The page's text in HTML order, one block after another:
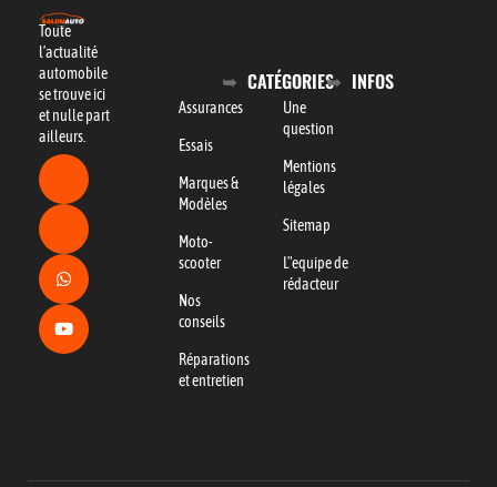
Toute
l’actualité
automobile
se trouve ici
et nulle part
ailleurs.
CATÉGORIES
Assurances
Essais
Marques &
Modèles
Moto-
scooter
Nos
conseils
Réparations
et entretien
INFOS
Une
question
Mentions
légales
Sitemap
L"equipe de
rédacteur